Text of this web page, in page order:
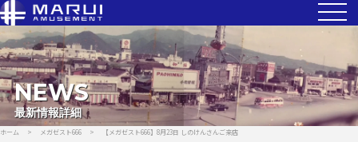
NEWS
最新情報詳細
ホーム > メガゼスト666 > 【メガゼスト666】8月23日 しのけんさんご来店